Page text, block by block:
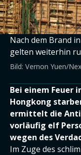
Nach dem Brand
gelten weiterhin
Bild: Vernon Yuen/
Bei einem Feuer
Hongkong
ermittelt die
vorläufig elf
wegen des
Im Zuge des